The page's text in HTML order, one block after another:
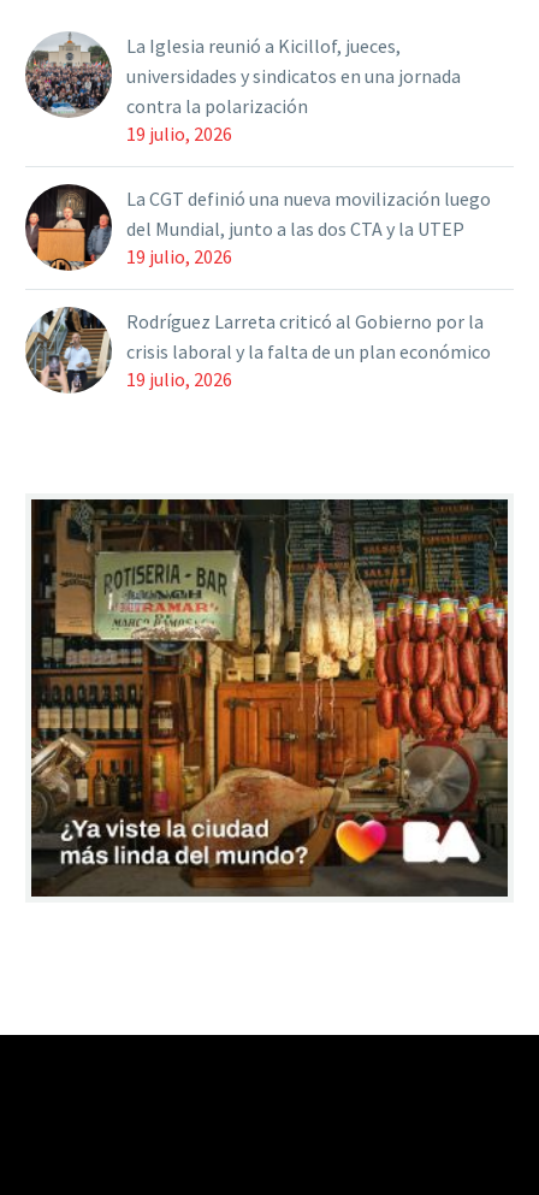
La Iglesia reunió a Kicillof, jueces,
universidades y sindicatos en una jornada
contra la polarización
19 julio, 2026
La CGT definió una nueva movilización luego
del Mundial, junto a las dos CTA y la UTEP
19 julio, 2026
Rodríguez Larreta criticó al Gobierno por la
crisis laboral y la falta de un plan económico
19 julio, 2026